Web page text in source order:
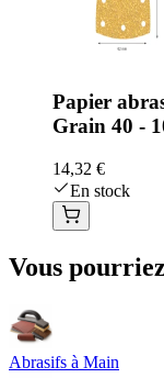
Papier
Grain 40 -
14,32 €
En stock
Vous
Abrasifs à Main